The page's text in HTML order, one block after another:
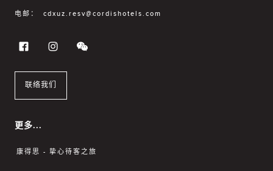
电邮： cdxuz.resv@cordishotels.com
联络我们
更多...
康得思 - 挚心待客之旅